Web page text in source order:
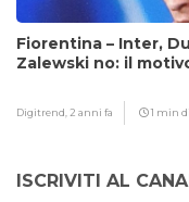
Fiorentina – Inter,
Zalewski no: il
Digitrend, 2 anni fa 1 min
ISCRIVITI AL